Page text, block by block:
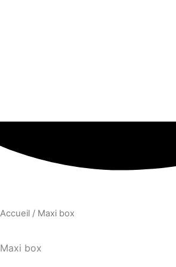
Accueil / Maxi box
Maxi box